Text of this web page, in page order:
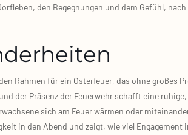
den Begeg­nun­gen und dem Gefühl, nach
Rah­men für ein Oster­feu­er, das ohne gro­ßes
der Prä­senz der Feu­er­wehr schafft eine ruhi­ge,
sich am Feu­er wär­men oder
in den Abend und zeigt, wie viel Enga­ge­ment